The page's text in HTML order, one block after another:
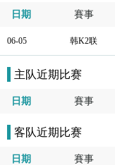
日期 賽事
06-05 韩K2联
主队近期比赛
日期 賽事
客队近期比赛
日期 賽事